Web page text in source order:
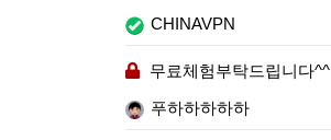
CHINAVPN
무료체험부탁드립니다^^
푸하하하하하